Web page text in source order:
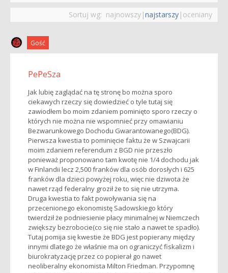
Sortuj wg: najnowszy |najstarszy | oceniany
Gość
PePeSza
Jak lubię zaglądać na tę stronę bo można sporo
ciekawych rzeczy się dowiedzieć o tyle tutaj się
zawiodłem bo moim zdaniem pominięto sporo rzeczy o
których nie można nie wspomnieć przy omawianiu
Bezwarunkowego Dochodu Gwarantowanego(BDG).
Pierwsza kwestia to pominięcie faktu że w Szwajcarii
moim zdaniem referendum z BGD nie przeszło
ponieważ proponowano tam kwotę nie 1/4 dochodu jak
w Finlandii lecz 2,500 franków dla osób dorosłych i 625
franków dla dzieci powyżej roku, więc nie dziwota że
nawet rząd federalny groził że to się nie utrzyma.
Druga kwestia to fakt powoływania się na
przecenionego ekonomistę Sadowskiego który
twierdził że podniesienie płacy minimalnej w Niemczech
zwiększy bezrobocie(co się nie stało a nawet te spadło).
Tutaj pomija się kwestie że BDG jest popierany między
innymi dlatego że właśnie ma on ograniczyć fiskalizm i
biurokratyzację przez co popierał go nawet
neoliberalny ekonomista Milton Friedman. Przypomnę